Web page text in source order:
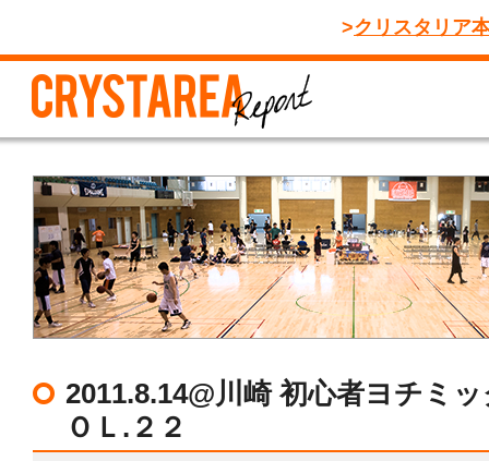
クリスタリア
2011.8.14@川崎 初心者ヨチミ
ＯＬ.２２